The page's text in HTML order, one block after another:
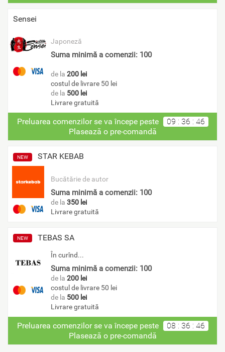
Sensei
Japoneză
Suma minimă a comenzii: 100
de la 200 lei
costul de livrare 50 lei
de la 500 lei
Livrare gratuită
Preluarea comenzilor se va începe peste 09 : 36 : 46
Plasează o pre-comandă
NEW STAR KEBAB
Bucătărie de autor
Suma minimă a comenzii: 100
de la 350 lei
Livrare gratuită
NEW TEBAS SA
În curînd...
Suma minimă a comenzii: 100
de la 200 lei
costul de livrare 50 lei
de la 500 lei
Livrare gratuită
Preluarea comenzilor se va începe peste 08 : 36 : 46
Plasează o pre-comandă